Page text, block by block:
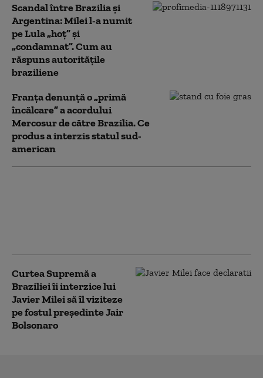
Scandal între Brazilia și
Argentina: Milei l-a numit
pe Lula „hoț” și
„condamnat”. Cum au
răspuns autoritățile
braziliene
Franța denunță o „primă
încălcare” a acordului
Mercosur de către Brazilia. Ce
produs a interzis statul sud-
american
Curtea Supremă a
Braziliei îi interzice lui
Javier Milei să îl viziteze
pe fostul preşedinte Jair
Bolsonaro